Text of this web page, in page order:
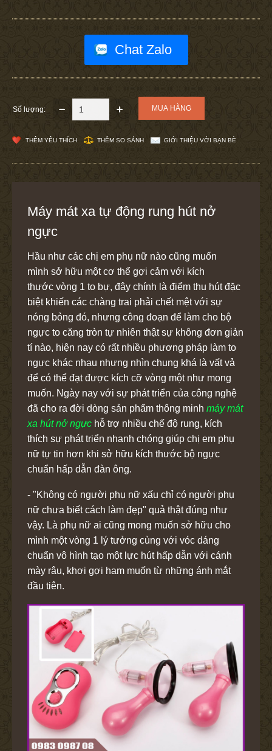
Chat Zalo
Số lượng:
THÊM YÊU THÍCH THÊM SO SÁNH GIỚI THIỆU VỚI BẠN BÈ
Máy mát xa tự động rung hút nở
ngực
Hầu như các chị em phụ nữ nào cũng muốn
mình sở hữu một cơ thể gợi cảm với kích
thước vòng 1 to bự, đây chính là điểm thu hút đặc
biệt khiến các chàng trai phải chết mệt với sự
nóng bỏng đó, nhưng công đoạn để làm cho bộ
ngực to căng tròn tự nhiên thật sự không đơn giản
tí nào, hiện nay có rất nhiều phương pháp làm to
ngực khác nhau nhưng nhìn chung khá là vất vả
để có thể đạt được kích cỡ vòng một như mong
muốn. Ngày nay với sự phát triển của công nghệ
đã cho ra đời dòng sản phẩm thông minh máy mát
xa hút nở ngực hỗ trợ nhiều chế độ rung, kích
thích sự phát triển nhanh chóng giúp chị em phụ
nữ tự tin hơn khi sở hữu kích thước bộ ngực
chuẩn hấp dẫn đàn ông.
- "Không có người phụ nữ xấu chỉ có người phụ
nữ chưa biết cách làm đẹp" quả thật đúng như
vậy. Là phụ nữ ai cũng mong muốn sở hữu cho
mình một vòng 1 lý tưởng cùng với vóc dáng
chuẩn vô hình tạo một lực hút hấp dẫn với cánh
mày râu, khơi gợi ham muốn từ những ánh mắt
đầu tiên.